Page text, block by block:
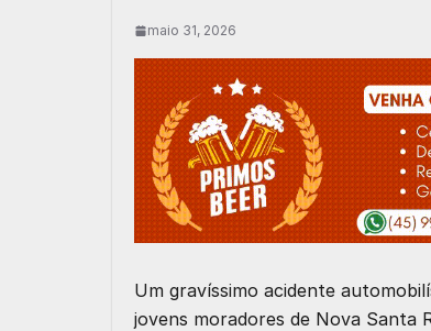
maio 31, 2026
Um gravíssimo acidente
jovens moradores de Nova Santa